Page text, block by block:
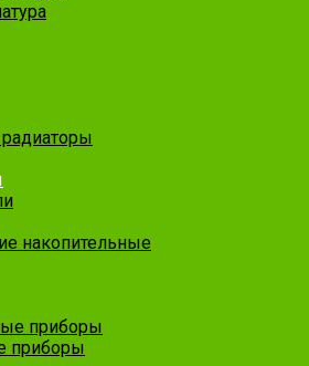
накопительные
приборы